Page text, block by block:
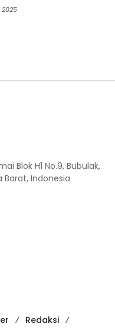
Blok H1 No.9, Bubulak,
Barat, Indonesia
Redaksi